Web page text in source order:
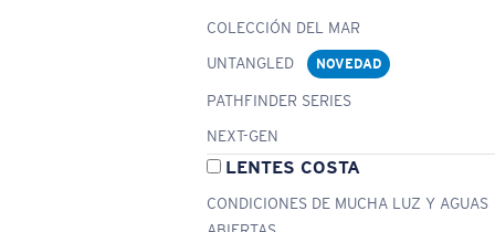
COLECCIÓN DEL MAR
UNTANGLED
NOVEDAD
PATHFINDER SERIES
NEXT-GEN
LENTES COSTA
CONDICIONES DE MUCHA LUZ Y AGUAS